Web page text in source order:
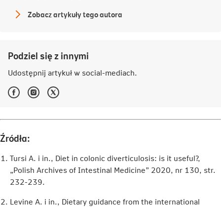
Redakcja
Zobacz artykuły tego autora
Podziel się z innymi
Udostępnij artykuł w social-mediach.
Facebook
-
się
nowej
karcie
Instagram
-
się
Twitter
-
się
Źródła:
Tursi A. i in., Diet in colonic diverticulosis: is it useful?,
„Polish Archives of Intestinal Medicine” 2020, nr 130, str.
232-239.
Levine A. i in., Dietary guidance from the international